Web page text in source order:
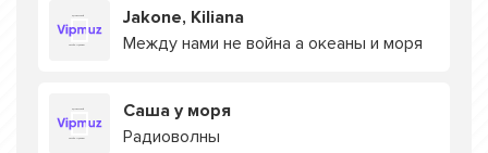
Jakone, Kiliana
Между нами не война а океаны и моря
Саша у моря
Радиоволны